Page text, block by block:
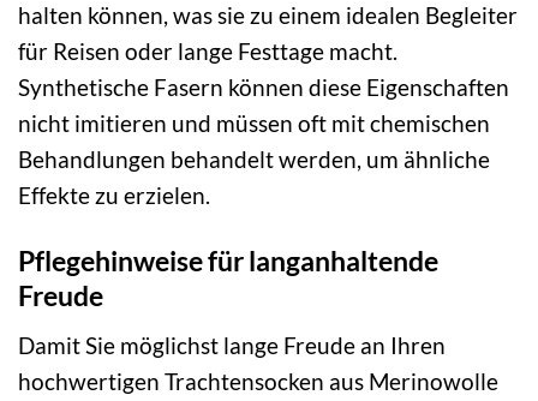
halten können, was sie zu einem idealen Begleiter
für Reisen oder lange Festtage macht.
Synthetische Fasern können diese Eigenschaften
nicht imitieren und müssen oft mit chemischen
Behandlungen behandelt werden, um ähnliche
Effekte zu erzielen.
Pflegehinweise für langanhaltende
Freude
Damit Sie möglichst lange Freude an Ihren
hochwertigen Trachtensocken aus Merinowolle